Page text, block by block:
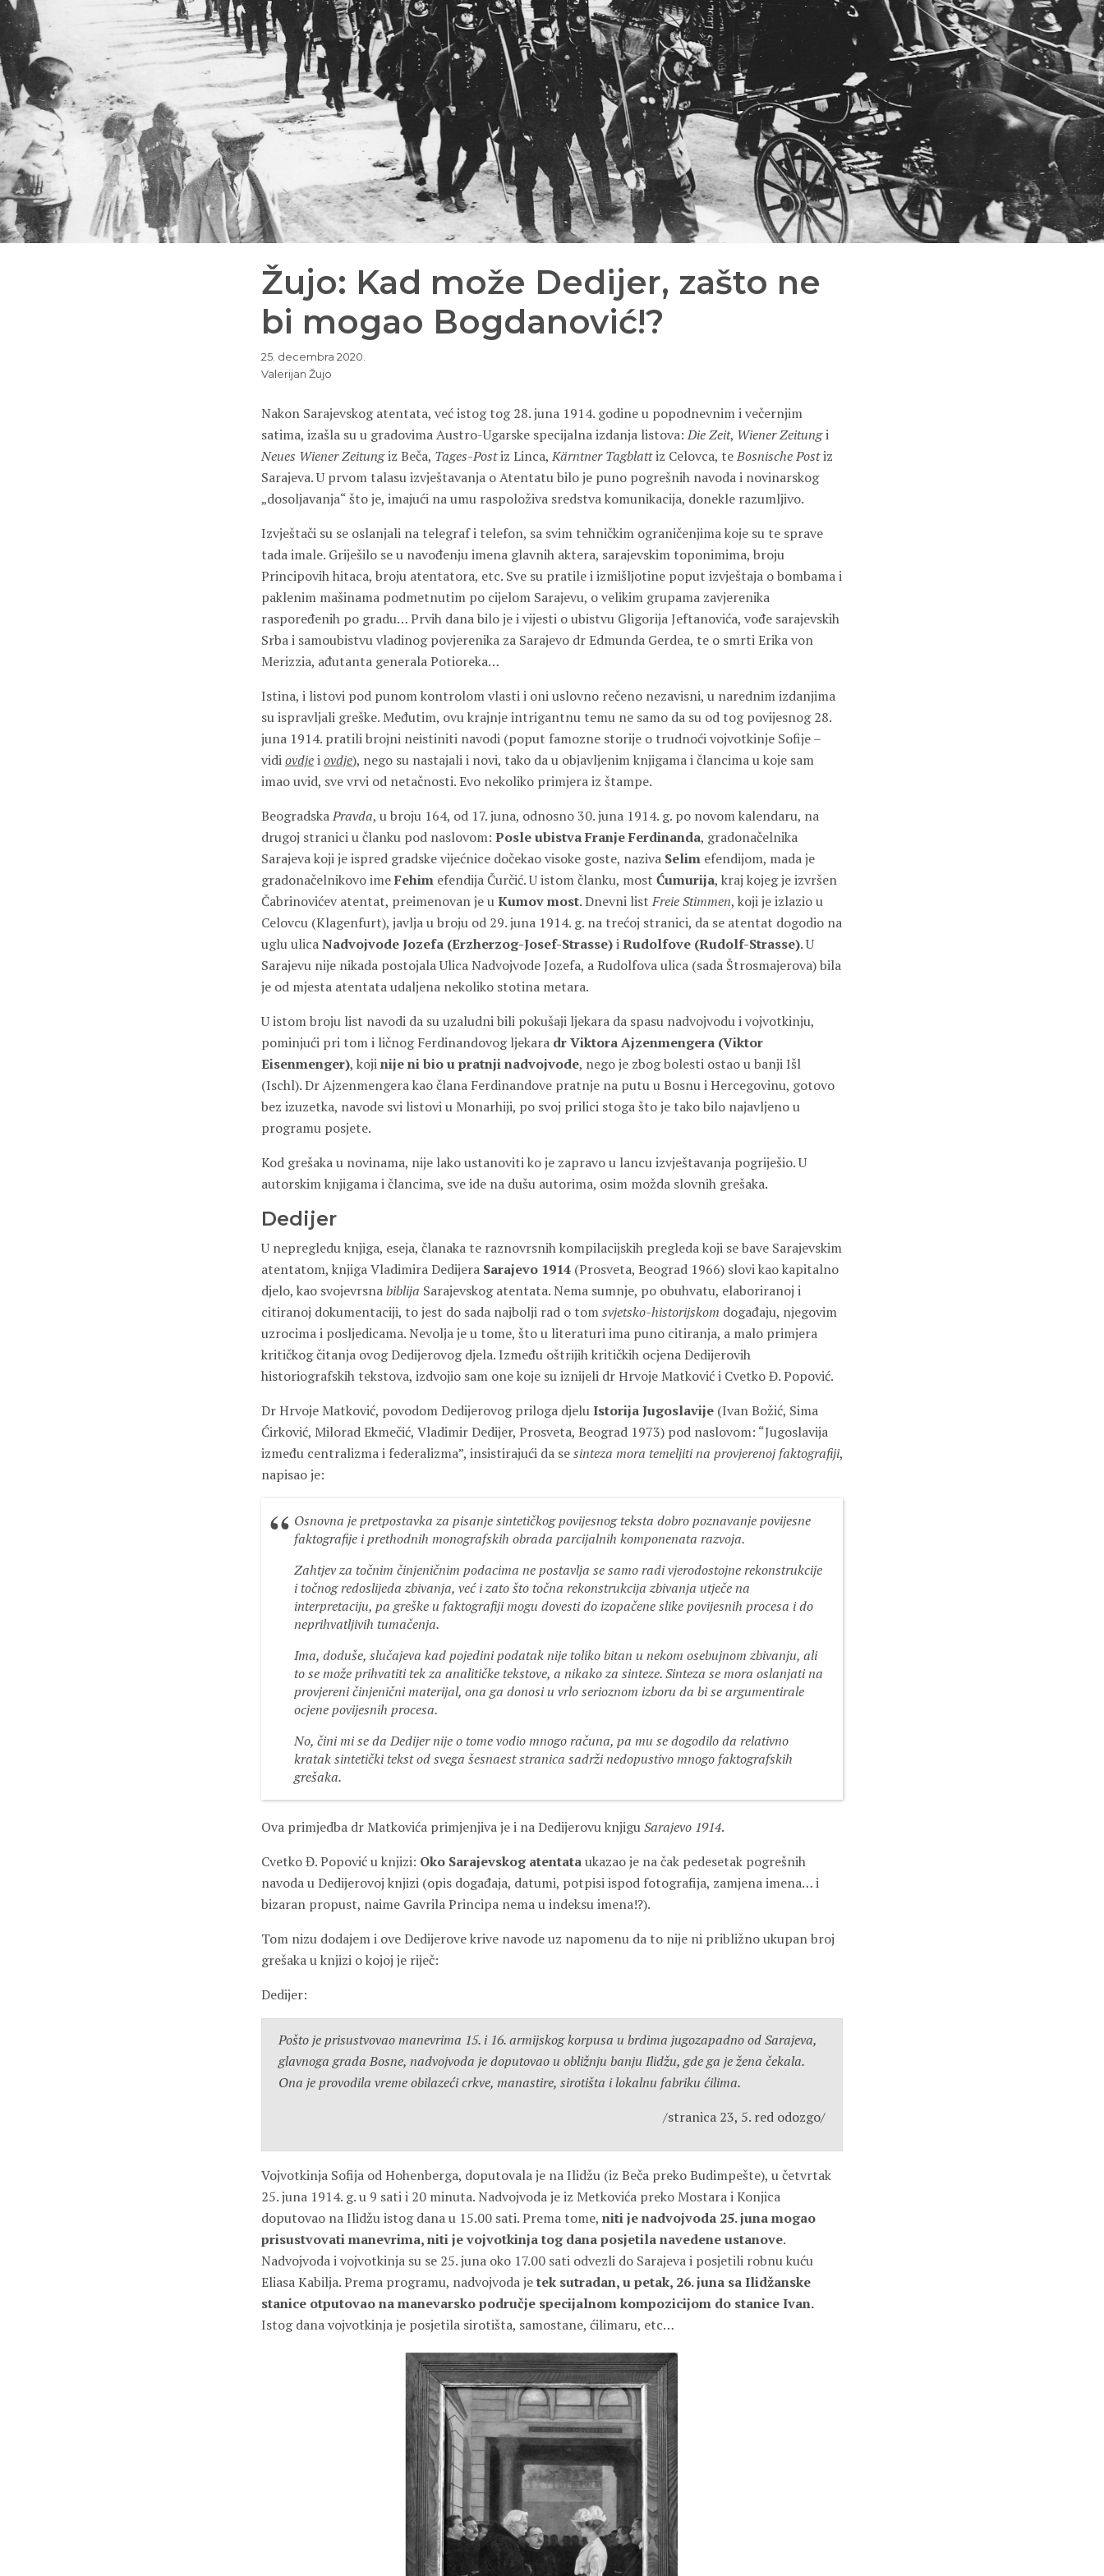
Žujo: Kad može Dedijer, zašto ne
bi mogao Bogdanović!?
25. decembra 2020.
Valerijan Žujo
Nakon Sarajevskog atentata, već istog tog 28. juna 1914. godine u popodnevnim i večernjim
satima, izašla su u gradovima Austro-Ugarske specijalna izdanja listova: Die Zeit, Wiener Zeitungi
Neues Wiener Zeitungiz Beča, Tages-Postiz Linca, Kärntner Tagblattiz Celovca, teBosnische Postiz
Sarajeva. U prvom talasu izvještavanja o Atentatu bilo je puno pogrešnih navoda i novinarskog
„dosoljavanja“ što je, imajući na umu raspoloživa sredstva komunikacija, donekle razumljivo.
Izvještači su se oslanjali na telegraf i telefon, sa svim tehničkim ograničenjima koje su te sprave
tada imale. Griješilo se u navođenju imena glavnih aktera, sarajevskim toponimima, broju
Principovih hitaca, broju atentatora, etc. Sve su pratile i izmišljotine poput izvještaja o bombama i
paklenim mašinama podmetnutim po cijelom Sarajevu, o velikim grupama zavjerenika
raspoređenih po gradu… Prvih dana bilo je i vijesti o ubistvu Gligorija Jeftanovića, vođe sarajevskih
Srba i samoubistvu vladinog povjerenika za Sarajevo dr Edmunda Gerdea, te o smrti Erika von
Merizzia, ađutanta generala Potioreka…
Istina, i listovi pod punom kontrolom vlasti i oni uslovno rečeno nezavisni, u narednim izdanjima
su ispravljali greške. Međutim, ovu krajnje intrigantnu temu ne samo da su od tog povijesnog 28.
juna 1914. pratili brojni neistiniti navodi (poput famozne storije o trudnoći vojvotkinje Sofije –
vidiovdjeiovdje), nego su nastajali i novi, tako da u objavljenim knjigama i člancima u koje sam
imao uvid, sve vrvi od netačnosti. Evo nekoliko primjera iz štampe.
BeogradskaPravda, u broju 164, od 17. juna, odnosno 30. juna 1914. g. po novom kalendaru, na
drugoj stranici u članku pod naslovom: Posle ubistva Franje Ferdinanda, gradonačelnika
Sarajeva koji je ispred gradske vijećnice dočekao visoke goste, naziva Selim efendijom, mada je
gradonačelnikovo imeFehim efendija Čurčić. U istom članku, most Ćumurija, kraj kojeg je izvršen
Čabrinovićev atentat, preimenovan je uKumov most. Dnevni listFreie Stimmen, koji je izlazio u
Celovcu (Klagenfurt), javlja u broju od 29. juna 1914. g. na trećoj stranici, da se atentat dogodio na
uglu ulicaNadvojvode Jozefa (Erzherzog-Josef-Strasse)iRudolfove (Rudolf-Strasse). U
Sarajevu nije nikada postojala Ulica Nadvojvode Jozefa, a Rudolfova ulica (sada Štrosmajerova) bila
je od mjesta atentata udaljena nekoliko stotina metara.
U istom broju list navodi da su uzaludni bili pokušaji ljekara da spasu nadvojvodu i vojvotkinju,
pominjući pri tom i ličnog Ferdinandovog ljekara dr Viktora Ajzenmengera (Viktor
Eisenmenger), kojinije ni bio u pratnji nadvojvode, nego je zbog bolesti ostao u banji Išl
(Ischl). Dr Ajzenmengera kao člana Ferdinandove pratnje na putu u Bosnu i Hercegovinu, gotovo
bez izuzetka, navode svi listovi u Monarhiji, po svoj prilici stoga što je tako bilo najavljeno u
programu posjete.
Kod grešaka u novinama, nije lako ustanoviti ko je zapravo u lancu izvještavanja pogriješio. U
autorskim knjigama i člancima, sve ide na dušu autorima, osim možda slovnih grešaka.
Dedijer
U nepregledu knjiga, eseja, članaka te raznovrsnih kompilacijskih pregleda koji se bave Sarajevskim
atentatom, knjiga Vladimira Dedijera Sarajevo 1914 (Prosveta, Beograd 1966) slovi kao kapitalno
djelo, kao svojevrsnabiblija Sarajevskog atentata. Nema sumnje, po obuhvatu, elaboriranoj i
citiranoj dokumentaciji, to jest do sada najbolji rad o tomsvjetsko-historijskom događaju, njegovim
uzrocima i posljedicama. Nevolja je u tome, što u literaturi ima puno citiranja, a malo primjera
kritičkog čitanja ovog Dedijerovog djela. Između oštrijih kritičkih ocjena Dedijerovih
historiografskih tekstova, izdvojio sam one koje su iznijeli dr Hrvoje Matković i Cvetko Đ. Popović.
Dr Hrvoje Matković, povodom Dedijerovog priloga djeluIstorija Jugoslavije (Ivan Božić, Sima
Ćirković, Milorad Ekmečić, Vladimir Dedijer, Prosveta, Beograd 1973) pod naslovom: “Jugoslavija
između centralizma i federalizma”, insistirajući da sesinteza mora temeljiti na provjerenoj faktografiji,
napisao je:
Osnovna je pretpostavka za pisanje sintetičkog povijesnog teksta dobro poznavanje povijesne
faktografije i prethodnih monografskih obrada parcijalnih komponenata razvoja.
Zahtjev za točnim činjeničnim podacima ne postavlja se samo radi vjerodostojne rekonstrukcije
i točnog redoslijeda zbivanja, već i zato što točna rekonstrukcija zbivanja utječe na
interpretaciju, pa greške u faktografiji mogu dovesti do izopačene slike povijesnih procesa i do
neprihvatljivih tumačenja.
Ima, doduše, slučajeva kad pojedini podatak nije toliko bitan u nekom osebujnom zbivanju, ali
to se može prihvatiti tek za analitičke tekstove, a nikako za sinteze. Sinteza se mora oslanjati na
provjereni činjenični materijal, ona ga donosi u vrlo serioznom izboru da bi se argumentirale
ocjene povijesnih procesa.
No, čini mi se da Dedijer nije o tome vodio mnogo računa, pa mu se dogodilo da relativno
kratak sintetički tekst od svega šesnaest stranica sadrži nedopustivo mnogo faktografskih
grešaka.
Ova primjedba dr Matkovića primjenjiva je i na Dedijerovu knjiguSarajevo 1914.
Cvetko Đ. Popović u knjizi: Oko Sarajevskog atentataukazao je na čak pedesetak pogrešnih
navoda u Dedijerovoj knjizi (opis događaja, datumi, potpisi ispod fotografija, zamjena imena… i
bizaran propust, naime Gavrila Principa nema u indeksu imena!?).
Tom nizu dodajem i ove Dedijerove krive navode uz napomenu da to nije ni približno ukupan broj
grešaka u knjizi o kojoj je riječ:
Dedijer:
Pošto je prisustvovao manevrima 15. i 16. armijskog korpusa u brdima jugozapadno od Sarajeva,
glavnoga grada Bosne, nadvojvoda je doputovao u obližnju banju Ilidžu, gde ga je žena čekala.
Ona je provodila vreme obilazeći crkve, manastire, sirotišta i lokalnu fabriku ćilima.
/stranica 23, 5. red odozgo/
Vojvotkinja Sofija od Hohenberga, doputovala je na Ilidžu (iz Beča preko Budimpešte), u četvrtak
25. juna 1914. g. u 9 sati i 20 minuta. Nadvojvoda je iz Metkovića preko Mostara i Konjica
doputovao na Ilidžu istog dana u 15.00 sati. Prema tome, niti je nadvojvoda 25. juna mogao
prisustvovati manevrima, niti je vojvotkinja tog dana posjetila navedene ustanove.
Nadvojvoda i vojvotkinja su se 25. juna oko 17.00 sati odvezli do Sarajeva i posjetili robnu kuću
Eliasa Kabilja. Prema programu, nadvojvoda jetek sutradan, u petak, 26. juna sa Ilidžanske
stanice otputovao na manevarsko područje specijalnom kompozicijom do stanice Ivan.
Istog dana vojvotkinja je posjetila sirotišta, samostane, ćilimaru, etc…